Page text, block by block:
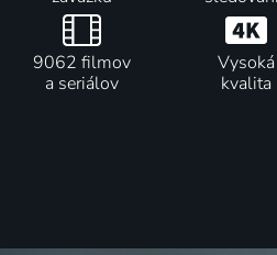
9062 filmov
a seriálov
Vysoká
kvalita